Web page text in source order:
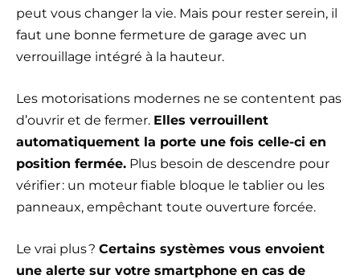
peut vous changer la vie. Mais pour rester serein, il
faut une bonne fermeture de garage avec un
verrouillage intégré à la hauteur.
Les motorisations modernes ne se contentent pas
d’ouvrir et de fermer. Elles verrouillent
automatiquement la porte une fois celle-ci en
position fermée. Plus besoin de descendre pour
vérifier : un moteur fiable bloque le tablier ou les
panneaux, empêchant toute ouverture forcée.
Le vrai plus ? Certains systèmes vous envoient
une alerte sur votre smartphone en cas de